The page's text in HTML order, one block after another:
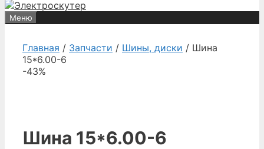
Меню
Главная / Запчасти / Шины, диски / Шина
15*6.00-6
-43%
Шина 15*6.00-6